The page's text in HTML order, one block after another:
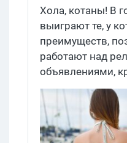
Хола, котаны! В
выиграют те, у
преимуществ,
работают над
объявлениями,
целевыми
нехило
Сегодня на Где
редиректе